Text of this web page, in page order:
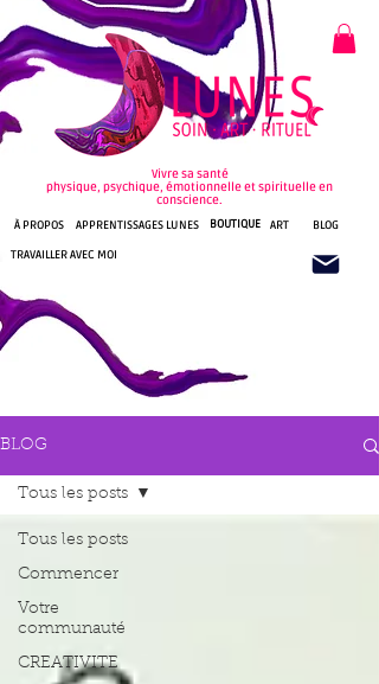
Vivre sa santé
physique, psychique, émotionnelle et spirituelle en
conscience.
À PROPOS
APPRENTISSAGES LUNES
TRAVAILLER AVEC MOI
ART
BOUTIQUE BLOG
BLOG
Tous les posts
Commencer
Votre
communauté
CREATIVITE
Tous les posts